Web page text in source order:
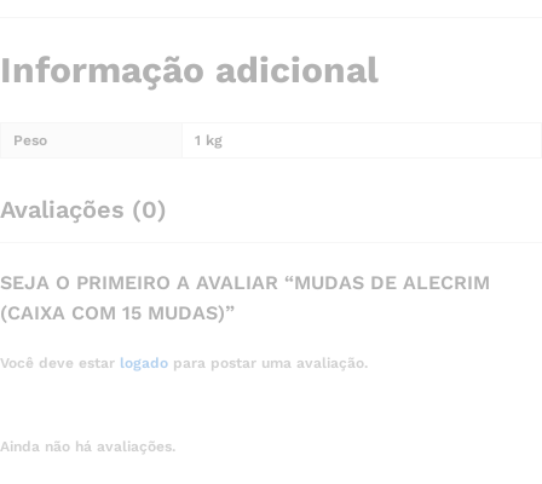
Informação adicional
Peso 1 kg
Avaliações (0)
SEJA O PRIMEIRO A AVALIAR “MUDAS DE ALECRIM
(CAIXA COM 15 MUDAS)”
Você deve estar logado para postar uma avaliação.
Ainda não há avaliações.